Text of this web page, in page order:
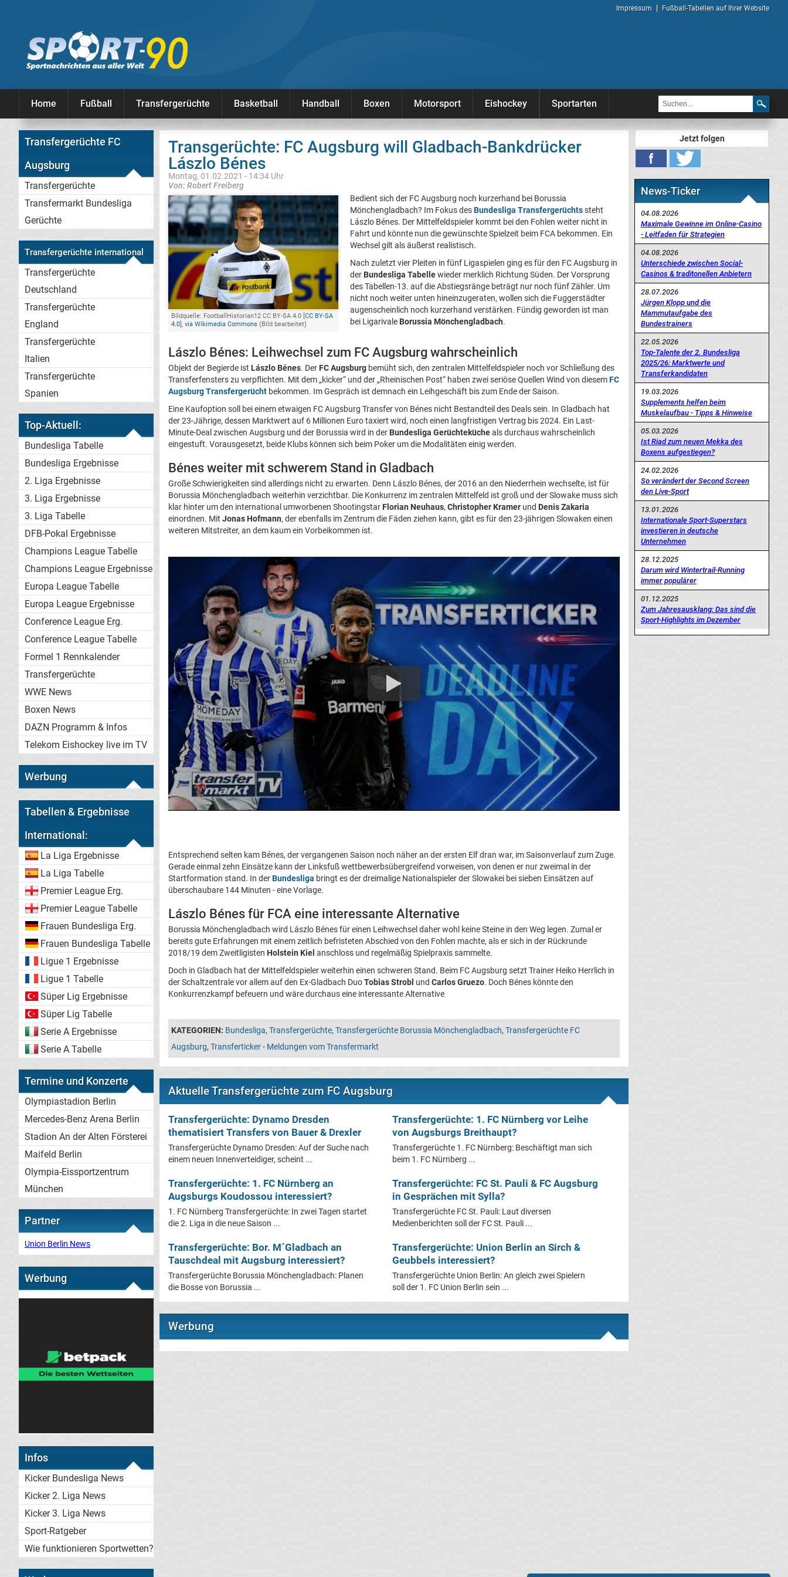
Impressum Fußball-Tabellen auf Ihrer Website
Home Fußball Transfergerüchte Basketball Handball Boxen Motorsport Eishockey Sportarten
Transfergerüchte FC
Augsburg
Transfergerüchte
Transfermarkt Bundesliga
Gerüchte
Transfergerüchte international
Transfergerüchte
Deutschland
Transfergerüchte
England
Transfergerüchte
Italien
Transfergerüchte
Spanien
Top-Aktuell:
Bundesliga Tabelle
Bundesliga Ergebnisse
2. Liga Ergebnisse
3. Liga Ergebnisse
3. Liga Tabelle
DFB-Pokal Ergebnisse
Champions League Tabelle
Champions League Ergebnisse
Europa League Tabelle
Europa League Ergebnisse
Conference League Erg.
Conference League Tabelle
Formel 1 Rennkalender
Transfergerüchte
WWE News
Boxen News
DAZN Programm & Infos
Telekom Eishockey live im TV
Werbung
Tabellen & Ergebnisse
International:
La Liga Ergebnisse
La Liga Tabelle
Premier League Erg.
Premier League Tabelle
Frauen Bundesliga Erg.
Frauen Bundesliga Tabelle
Ligue 1 Ergebnisse
Ligue 1 Tabelle
Süper Lig Ergebnisse
Süper Lig Tabelle
Serie A Ergebnisse
Serie A Tabelle
Termine und Konzerte
Olympiastadion Berlin
Mercedes-Benz Arena Berlin
Stadion An der Alten Försterei
Maifeld Berlin
Olympia-Eissportzentrum
München
Partner
Union Berlin News
Werbung
Infos
Kicker Bundesliga News
Kicker 2. Liga News
Kicker 3. Liga News
Sport-Ratgeber
Wie funktionieren Sportwetten?
Transgerüchte: FC Augsburg will Gladbach-Bankdrücker
Lászlo Bénes
Montag, 01.02.2021 - 14:34 Uhr
Von: Robert Freiberg
Bildquelle: FootballHistorian12 CC BY-SA 4.0 [CC BY-SA
4.0], via Wikimedia Commons (Bild bearbeitet)
Bedient sich der FC Augsburg noch kurzerhand bei Borussia
Mönchengladbach? Im Fokus desBundesliga Transfergerüchtssteht
Lászlo Bénes. Der Mittelfeldspieler kommt bei den Fohlen weiter nicht in
Fahrt und könnte nun die gewünschte Spielzeit beim FCA bekommen. Ein
Wechsel gilt als äußerst realistisch.
Nach zuletzt vier Pleiten in fünf Ligaspielen ging es für den FC Augsburg in
der Bundesliga Tabellewieder merklich Richtung Süden. Der Vorsprung
des Tabellen-13. auf die Abstiegsränge beträgt nur noch fünf Zähler. Um
nicht noch weiter unten hineinzugeraten, wollen sich die Fuggerstädter
augenscheinlich noch kurzerhand verstärken. Fündig geworden ist man
bei Ligarivale Borussia Mönchengladbach.
Lászlo Bénes: Leihwechsel zum FC Augsburg wahrscheinlich
Objekt der Begierde ist Lászlo Bénes. Der FC Augsburg bemüht sich, den zentralen Mittelfeldspieler noch vor Schließung des
Transferfensters zu verpflichten. Mit dem „kicker“ und der „Rheinischen Post“ haben zwei seriöse Quellen Wind von diesemFC
Augsburg Transfergerücht bekommen. Im Gespräch ist demnach ein Leihgeschäft bis zum Ende der Saison.
Eine Kaufoption soll bei einem etwaigen FC Augsburg Transfer von Bénes nicht Bestandteil des Deals sein. In Gladbach hat
der 23-Jährige, dessen Marktwert auf 6 Millionen Euro taxiert wird, noch einen langfristigen Vertrag bis 2024. Ein Last-
Minute-Deal zwischen Augsburg und der Borussia wird in der Bundesliga Gerüchtekücheals durchaus wahrscheinlich
eingestuft. Vorausgesetzt, beide Klubs können sich beim Poker um die Modalitäten einig werden.
Bénes weiter mit schwerem Stand in Gladbach
Große Schwierigkeiten sind allerdings nicht zu erwarten. Denn Lászlo Bénes, der 2016 an den Niederrhein wechselte, ist für
Borussia Mönchengladbach weiterhin verzichtbar. Die Konkurrenz im zentralen Mittelfeld ist groß und der Slowake muss sich
klar hinter um den international umworbenen Shootingstar Florian Neuhaus, Christopher Kramer und Denis Zakaria
einordnen. Mit Jonas Hofmann, der ebenfalls im Zentrum die Fäden ziehen kann, gibt es für den 23-jährigen Slowaken einen
weiteren Mitstreiter, an dem kaum ein Vorbeikommen ist.
Entsprechend selten kam Bénes, der vergangenen Saison noch näher an der ersten Elf dran war, im Saisonverlauf zum Zuge.
Gerade einmal zehn Einsätze kann der Linksfuß wettbewerbsübergreifend vorweisen, von denen er nur zweimal in der
Startformation stand. In derBundesliga bringt es der dreimalige Nationalspieler der Slowakei bei sieben Einsätzen auf
überschaubare 144 Minuten - eine Vorlage.
Lászlo Bénes für FCA eine interessante Alternative
Borussia Mönchengladbach wird Lászlo Bénes für einen Leihwechsel daher wohl keine Steine in den Weg legen. Zumal er
bereits gute Erfahrungen mit einem zeitlich befristeten Abschied von den Fohlen machte, als er sich in der Rückrunde
2018/19 dem Zweitligisten Holstein Kiel anschloss und regelmäßig Spielpraxis sammelte.
Doch in Gladbach hat der Mittelfeldspieler weiterhin einen schweren Stand. Beim FC Augsburg setzt Trainer Heiko Herrlich in
der Schaltzentrale vor allem auf den Ex-Gladbach DuoTobias Strobl und Carlos Gruezo. Doch Bénes könnte den
Konkurrenzkampf befeuern und wäre durchaus eine interessante Alternative
KATEGORIEN: Bundesliga, Transfergerüchte, Transfergerüchte Borussia Mönchengladbach, Transfergerüchte FC
Augsburg, Transferticker - Meldungen vom Transfermarkt
Aktuelle Transfergerüchte zum FC Augsburg
Transfergerüchte: Dynamo Dresden
thematisiert Transfers von Bauer & Drexler
Transfergerüchte Dynamo Dresden: Auf der Suche nach
einem neuen Innenverteidiger, scheint ...
Transfergerüchte: 1. FC Nürnberg vor Leihe
von Augsburgs Breithaupt?
Transfergerüchte 1. FC Nürnberg: Beschäftigt man sich
beim 1. FC Nürnberg ...
Transfergerüchte: 1. FC Nürnberg an
Augsburgs Koudossou interessiert?
1. FC Nürnberg Transfergerüchte: In zwei Tagen startet
die 2. Liga in die neue Saison ...
Transfergerüchte: FC St. Pauli & FC Augsburg
in Gesprächen mit Sylla?
Transfergerüchte FC St. Pauli: Laut diversen
Medienberichten soll der FC St. Pauli ...
Transfergerüchte: Bor. M´Gladbach an
Tauschdeal mit Augsburg interessiert?
Transfergerüchte Borussia Mönchengladbach: Planen
die Bosse von Borussia ...
Transfergerüchte: Union Berlin an Sirch &
Geubbels interessiert?
Transfergerüchte Union Berlin: An gleich zwei Spielern
soll der 1. FC Union Berlin sein ...
Werbung
Jetzt folgen
News-Ticker
04.08.2026
Maximale Gewinne im Online-Casino
- Leitfaden für Strategien
04.08.2026
Unterschiede zwischen Social-
Casinos & traditonellen Anbietern
28.07.2026
Jürgen Klopp und die
Mammutaufgabe des
Bundestrainers
22.05.2026
Top-Talente der 2. Bundesliga
2025/26: Marktwerte und
Transferkandidaten
19.03.2026
Supplements helfen beim
Muskelaufbau - Tipps & Hinweise
05.03.2026
Ist Riad zum neuen Mekka des
Boxens aufgestiegen?
24.02.2026
So verändert der Second Screen
den Live-Sport
13.01.2026
Internationale Sport-Superstars
investieren in deutsche
Unternehmen
28.12.2025
Darum wird Wintertrail-Running
immer populärer
01.12.2025
Zum Jahresausklang: Das sind die
Sport-Highlights im Dezember